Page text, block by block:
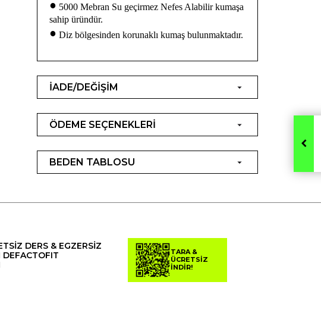
• 5000 Mebran Su geçirmez Nefes Alabilir kumaşa
sahip üründür.
• Diz bölgesinden korunaklı kumaş bulunmaktadır.
İADE/DEĞİŞİM
ÖDEME SEÇENEKLERİ
BEDEN TABLOSU
DERS & EGZERSİZ
DEFACTOFIT
TARA &
ÜCRETSİZ
İNDİR!